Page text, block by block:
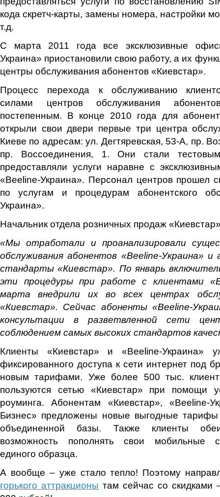
кода скретч-карты, замены номера, настройки
т.д.
С марта 2011 года все эксклюзивные
Украина» приостановили свою работу, а их
центры обслуживания абонентов «Киевстар».
Процесс перехода к обслуживанию
силами центров обслуживания
постепенным. В конце 2010 года для
открыли свои двери первые три центра
Киеве по адресам: ул. Дегтяревская, 53-А, пр.
пр. Воссоединения, 1. Они стали
предоставляли услуги наравне с
«Beeline-Украина». Персонал центров прошел
по услугам и процедурам абонентского
Украина».
Начальник отдела розничных продаж
«Мы отработали и проанализировали
обслуживания абонентов «Beeline-Украина» и
стандарты «Киевстар». По январь
эти процедуры при работе с клиентами
марта внедрили их во всех центрах
«Киевстар». Сейчас абоненты «Beeline-
консультации в разветвленной сети
соблюдением самых высоких стандартов
Клиенты «Киевстар» и «Beeline-Украина»
фиксированного доступа к сети интернет под
новым тарифами. Уже более 500 тыс.
пользуются сетью «Киевстар» при помощи
роуминга. Абонентам «Киевстар», «Beeline-
Бизнес» предложены новые выгодные
объединенной базы. Также клиенты
возможность пополнять свои мобильные
единого образца.
А вообще – уже стало тепло! Поэтому
горького аттракционы там сейчас со скидками